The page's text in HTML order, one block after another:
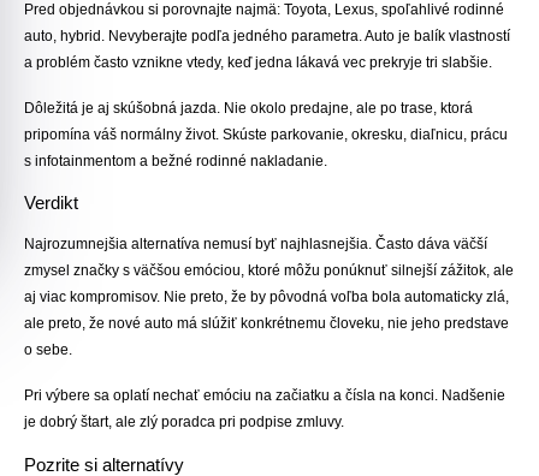
Pred objednávkou si porovnajte najmä: Toyota, Lexus, spoľahlivé rodinné
auto, hybrid. Nevyberajte podľa jedného parametra. Auto je balík vlastností
a problém často vznikne vtedy, keď jedna lákavá vec prekryje tri slabšie.
Dôležitá je aj skúšobná jazda. Nie okolo predajne, ale po trase, ktorá
pripomína váš normálny život. Skúste parkovanie, okresku, diaľnicu, prácu
s infotainmentom a bežné rodinné nakladanie.
Verdikt
Najrozumnejšia alternatíva nemusí byť najhlasnejšia. Často dáva väčší
zmysel značky s väčšou emóciou, ktoré môžu ponúknuť silnejší zážitok, ale
aj viac kompromisov. Nie preto, že by pôvodná voľba bola automaticky zlá,
ale preto, že nové auto má slúžiť konkrétnemu človeku, nie jeho predstave
o sebe.
Pri výbere sa oplatí nechať emóciu na začiatku a čísla na konci. Nadšenie
je dobrý štart, ale zlý poradca pri podpise zmluvy.
Pozrite si alternatívy